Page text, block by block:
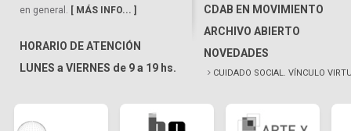
en general. [ MÁS INFO... ]
HORARIO DE ATENCIÓN
LUNES a VIERNES de 9 a 19 hs.
CDAB EN MOVIMIENTO
ARCHIVO ABIERTO
NOVEDADES
CUIDADO SOCIAL. VÍNCULO